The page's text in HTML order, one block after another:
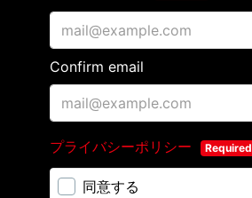
Confirm email
プライバシーポリシー Required
同意する